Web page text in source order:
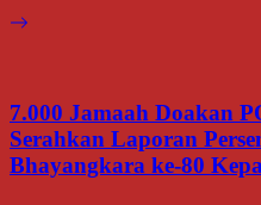
7.000 Jamaah Doakan
Serahkan Laporan
Bhayangkara ke-80